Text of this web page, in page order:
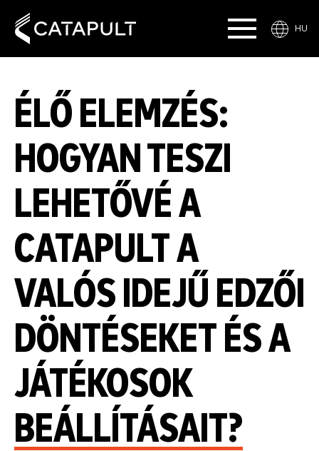
HU
ÉLŐ ELEMZÉS:
HOGYAN TESZI
LEHETŐVÉ A
CATAPULT A
VALÓS IDEJŰ EDZŐI
DÖNTÉSEKET ÉS A
JÁTÉKOSOK
BEÁLLÍTÁSAIT?